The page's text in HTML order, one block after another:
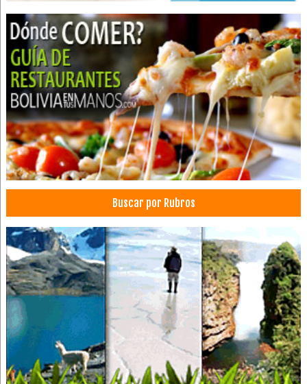
Telefonía IP
Vigilacia Electrónica
Accesorios para construcción
Cocinas
Calefones a Gas
Calefones
Materiales de Construcción
Cerraduras
Chapas
Ventiladores
Extractores de aire
Extractores de baño
Extractores de cocina
Acabados para construcción
Baños, Artículos para
Calefones eléctricos
Lavaplatos
Buscar por Rubros